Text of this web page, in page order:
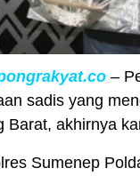
–
sadis yang
Barat, akhirnya
Sumenep